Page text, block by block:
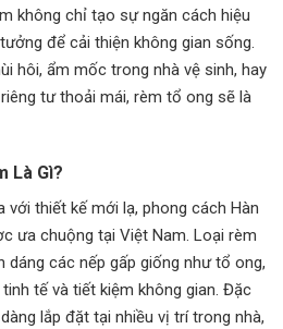
không chỉ tạo sự ngăn cách hiệu
để cải thiện không gian sống.
hôi, ẩm mốc trong nhà vệ sinh, hay
tư thoải mái, rèm tổ ong sẽ là
Là Gì?
với thiết kế mới lạ, phong cách Hàn
ưa chuộng tại Việt Nam. Loại rèm
các nếp gấp giống như tổ ong,
tế và tiết kiệm không gian. Đặc
lắp đặt tại nhiều vị trí trong nhà,